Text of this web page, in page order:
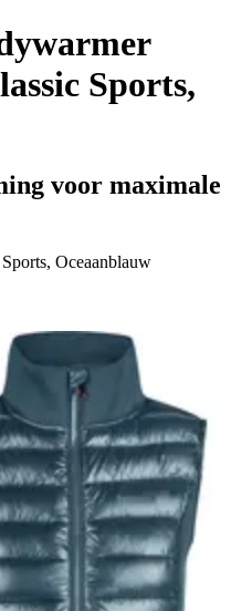
Sports,
voor maximale
Oceaanblauw